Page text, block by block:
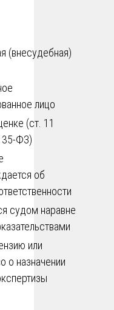
(внесудебная)
лицо
(ст. 11
ФЗ)
об
судом наравне
или
о назначении